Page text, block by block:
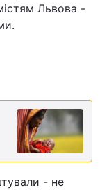
Львова -
- не